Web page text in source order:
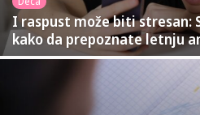
I raspust može biti stresan:
kako da prepoznate letnju